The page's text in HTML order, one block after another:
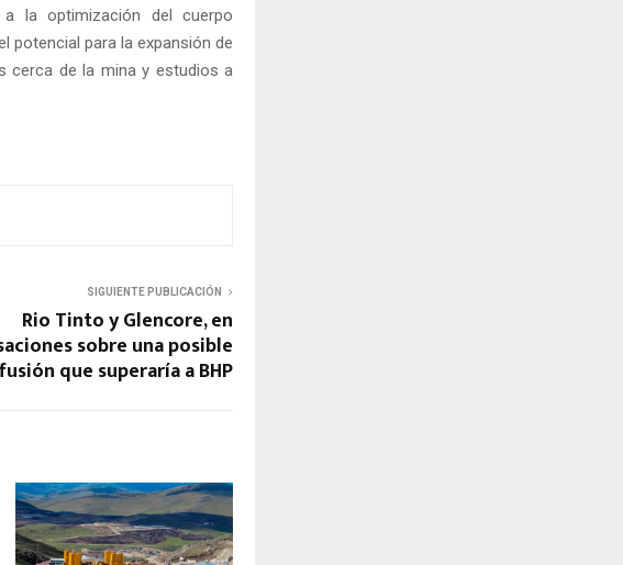
la optimización del cuerpo
potencial para la expansión de
cerca de la mina y estudios a
SIGUIENTE PUBLICACIÓN
Rio Tinto y Glencore, en
sobre una posible
fusión que superaría a BHP